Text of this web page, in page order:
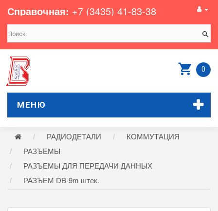
Справочная: +7 (3435) 41-83-38
0
МЕНЮ
РАДИОДЕТАЛИ
КОММУТАЦИЯ
РАЗЪЕМЫ
РАЗЪЕМЫ ДЛЯ ПЕРЕДАЧИ ДАННЫХ
РАЗЪЕМ DB-9m штек.